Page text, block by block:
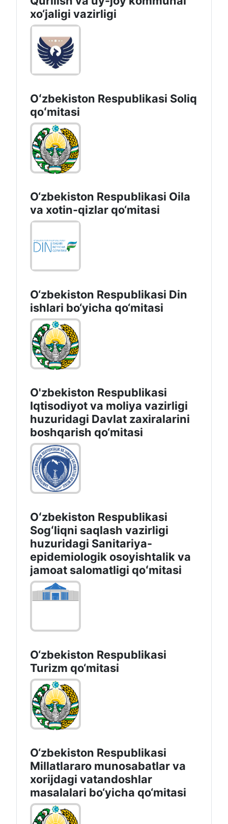
xo‘jaligi vazirligi
Oʻzbekiston Respublikasi Soliq
qoʻmitasi
O‘zbekiston Respublikasi Oila
va xotin-qizlar qo‘mitasi
O‘zbekiston Respublikаsi Din
ishlаri bo‘yichа qo‘mitаsi
O'zbekiston Respublikasi
Iqtisodiyot va moliya vazirligi
huzuridаgi Dаvlаt zаxirаlаrini
boshqаrish qo‘mitаsi
Oʻzbekiston Respublikasi
Sogʻliqni saqlash vazirligi
huzuridagi Sanitariya-
epidemiologik osoyishtalik va
jamoat salomatligi qoʻmitasi
O‘zbekiston Respublikasi
Turizm qo‘mitasi
O‘zbekiston Respublikasi
Millatlararo munosabatlar va
xorijdagi vatandoshlar
masalalari bo‘yicha qo‘mitasi